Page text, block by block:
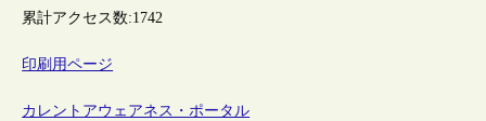
累計アクセス数:1742
印刷用ページ
カレントアウェアネス・ポータル